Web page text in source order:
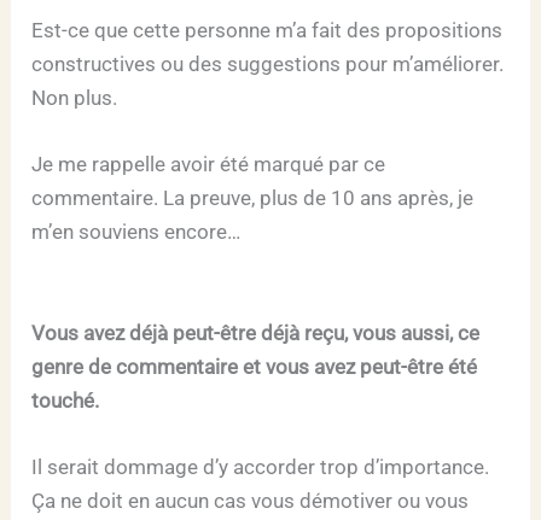
Est-ce que cette personne m’a fait des propositions
constructives ou des suggestions pour m’améliorer.
Non plus.
Je me rappelle avoir été marqué par ce
commentaire. La preuve, plus de 10 ans après, je
m’en souviens encore…
Vous avez déjà peut-être déjà reçu, vous aussi, ce
genre de commentaire et vous avez peut-être été
touché.
Il serait dommage d’y accorder trop d’importance.
Ça ne doit en aucun cas vous démotiver ou vous